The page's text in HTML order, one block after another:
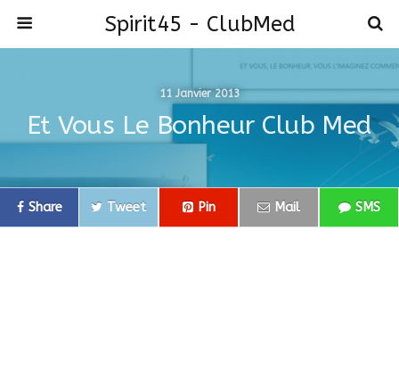
Spirit45 - ClubMed
11 Janvier 2013
Et Vous Le Bonheur Club Med
Share Tweet Pin Mail SMS